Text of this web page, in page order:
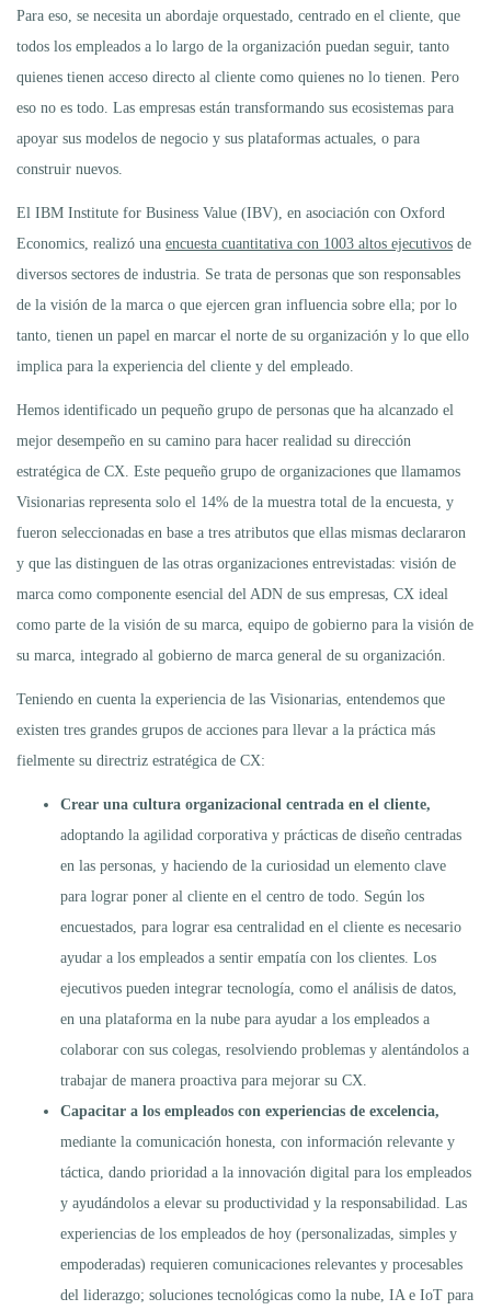
Para eso, se necesita un abordaje orquestado, centrado en el cliente, que
todos los empleados a lo largo de la organización puedan seguir, tanto
quienes tienen acceso directo al cliente como quienes no lo tienen. Pero
eso no es todo. Las empresas están transformando sus ecosistemas para
apoyar sus modelos de negocio y sus plataformas actuales, o para
construir nuevos.
El IBM Institute for Business Value (IBV), en asociación con Oxford
Economics, realizó una encuesta cuantitativa con 1003 altos ejecutivos de
diversos sectores de industria. Se trata de personas que son responsables
de la visión de la marca o que ejercen gran influencia sobre ella; por lo
tanto, tienen un papel en marcar el norte de su organización y lo que ello
implica para la experiencia del cliente y del empleado.
Hemos identificado un pequeño grupo de personas que ha alcanzado el
mejor desempeño en su camino para hacer realidad su dirección
estratégica de CX. Este pequeño grupo de organizaciones que llamamos
Visionarias representa solo el 14% de la muestra total de la encuesta, y
fueron seleccionadas en base a tres atributos que ellas mismas declararon
y que las distinguen de las otras organizaciones entrevistadas: visión de
marca como componente esencial del ADN de sus empresas, CX ideal
como parte de la visión de su marca, equipo de gobierno para la visión de
su marca, integrado al gobierno de marca general de su organización.
Teniendo en cuenta la experiencia de las Visionarias, entendemos que
existen tres grandes grupos de acciones para llevar a la práctica más
fielmente su directriz estratégica de CX:
Crear una cultura organizacional centrada en el cliente,
adoptando la agilidad corporativa y prácticas de diseño centradas
en las personas, y haciendo de la curiosidad un elemento clave
para lograr poner al cliente en el centro de todo. Según los
encuestados, para lograr esa centralidad en el cliente es necesario
ayudar a los empleados a sentir empatía con los clientes. Los
ejecutivos pueden integrar tecnología, como el análisis de datos,
en una plataforma en la nube para ayudar a los empleados a
colaborar con sus colegas, resolviendo problemas y alentándolos a
trabajar de manera proactiva para mejorar su CX.
Capacitar a los empleados con experiencias de excelencia,
mediante la comunicación honesta, con información relevante y
táctica, dando prioridad a la innovación digital para los empleados
y ayudándolos a elevar su productividad y la responsabilidad. Las
experiencias de los empleados de hoy (personalizadas, simples y
empoderadas) requieren comunicaciones relevantes y procesables
del liderazgo; soluciones tecnológicas como la nube, IA e IoT para